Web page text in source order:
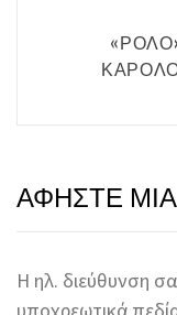
ΑΦΉΣΤΕ
Η ηλ. διεύθυνση
υποχρεωτικά